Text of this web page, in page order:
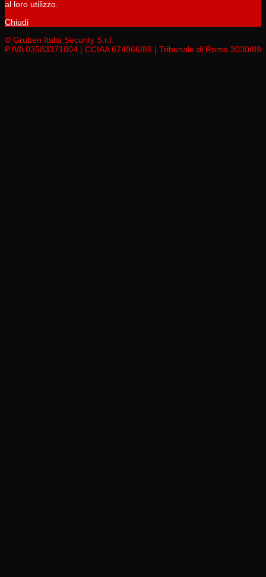
al loro utilizzo.
Chiudi
© Gruben Italia Security S.r.l.
P.IVA 03583371004 | CCIAA 674966/89 | Tribunale di Roma 3030/89